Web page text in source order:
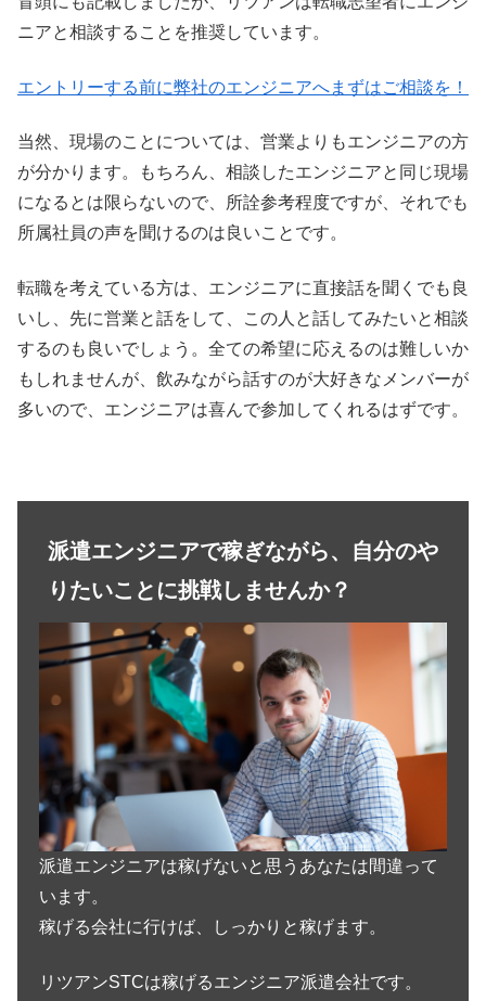
ニアと相談することを推奨しています。
エントリーする前に弊社のエンジニアへまずはご相談を！
当然、現場のことについては、営業よりもエンジニアの方
が分かります。もちろん、相談したエンジニアと同じ現場
になるとは限らないので、所詮参考程度ですが、それでも
所属社員の声を聞けるのは良いことです。
転職を考えている方は、エンジニアに直接話を聞くでも良
いし、先に営業と話をして、この人と話してみたいと相談
するのも良いでしょう。全ての希望に応えるのは難しいか
もしれませんが、飲みながら話すのが大好きなメンバーが
多いので、エンジニアは喜んで参加してくれるはずです。
派遣エンジニアで稼ぎながら、自分のや
りたいことに挑戦しませんか？
派遣エンジニアは稼げないと思うあなたは間違って
います。
稼げる会社に行けば、しっかりと稼げます。
リツアンSTCは稼げるエンジニア派遣会社です。